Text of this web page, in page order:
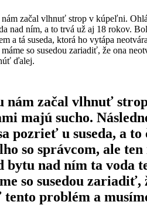
začal vlhnuť strop v kúpeľni.
nad ním, a to trvá už aj 18 rokov.
a tá suseda, ktorá ho vytápa
so susedou zariadiť, že ona
ďalej.
začal vlhnuť
sucho.
pozrieť u suseda, a
so správcom, ale ten
bytu nad ním ta voda
so susedou
problém a